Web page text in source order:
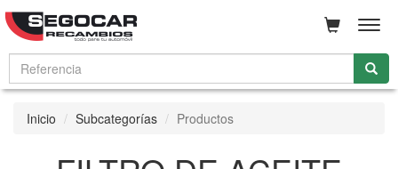
Inicio Subcategorías Productos